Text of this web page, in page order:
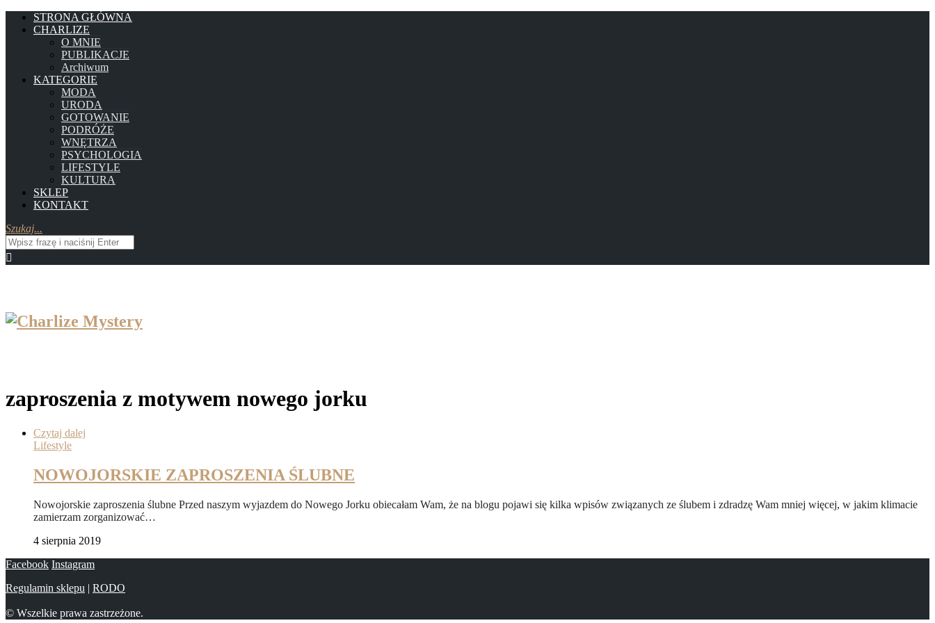
STRONA GŁÓWNA
CHARLIZE
O MNIE
PUBLIKACJE
Archiwum
KATEGORIE
MODA
URODA
GOTOWANIE
PODRÓŻE
WNĘTRZA
PSYCHOLOGIA
LIFESTYLE
KULTURA
SKLEP
KONTAKT
Szukaj...
zaproszenia z motywem nowego jorku
Czytaj dalej
Lifestyle
NOWOJORSKIE ZAPROSZENIA ŚLUBNE
Nowojorskie zaproszenia ślubne Przed naszym wyjazdem do Nowego Jorku obiecałam Wam, że na blogu pojawi się kilka wpisów związanych ze ślubem i zdradzę Wam mniej więcej, w jakim klimacie
zamierzam zorganizować…
4 sierpnia 2019
Facebook Instagram
Regulamin sklepu | RODO
© Wszelkie prawa zastrzeżone.